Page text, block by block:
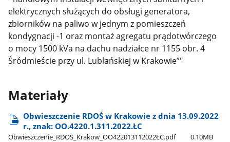
elektrycznych służących do obsługi generatora,
zbiorników na paliwo w jednym z pomieszczeń
kondygnacji -1 oraz montaż agregatu prądotwórczego
o mocy 1500 kVa na dachu nadziałce nr 1155 obr. 4
Śródmieście przy ul. Lublańskiej w Krakowie”"
Materiały
Obwieszczenie RDOŚ w Krakowie z dnia 13.09.2022
r., znak: OO.4220.1.311.2022.ŁC
Obwieszczenie​_RDOS​_Krakow​_OO422013112022ŁC.pdf 0.10MB